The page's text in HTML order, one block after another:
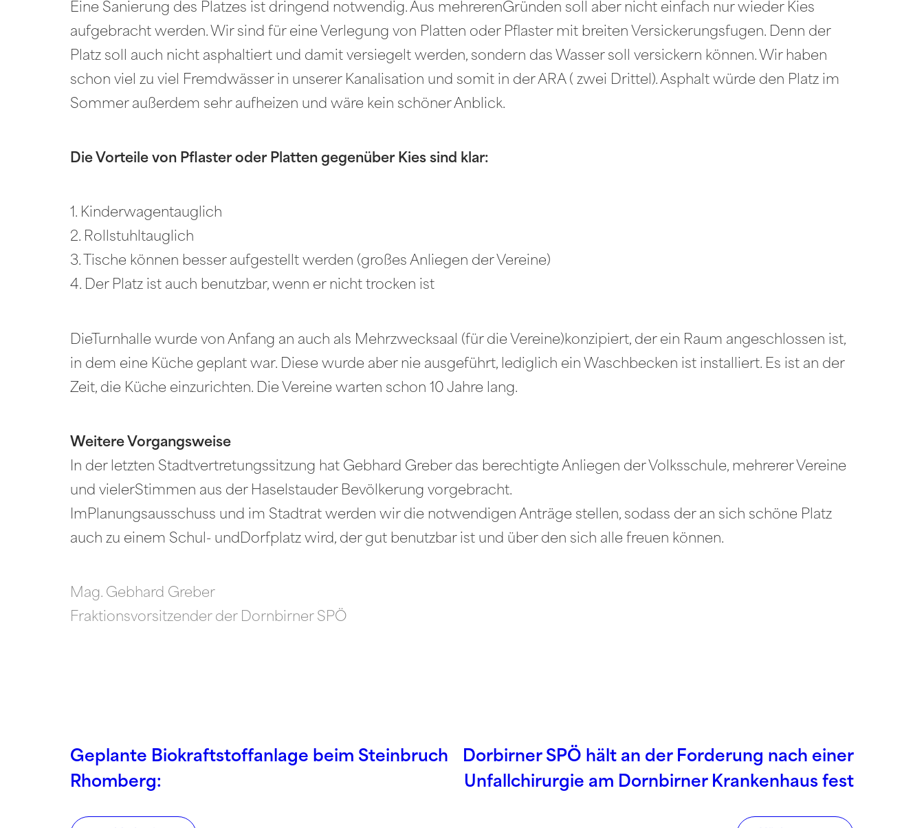
Eine Sanierung des Platzes ist dringend notwendig. Aus mehrerenGründen soll aber nicht einfach nur wieder Kies
aufgebracht werden. Wir sind für eine Verlegung von Platten oder Pflaster mit breiten Versickerungsfugen. Denn der
Platz soll auch nicht asphaltiert und damit versiegelt werden, sondern das Wasser soll versickern können. Wir haben
schon viel zu viel Fremdwässer in unserer Kanalisation und somit in der ARA ( zwei Drittel). Asphalt würde den Platz im
Sommer außerdem sehr aufheizen und wäre kein schöner Anblick.
Die Vorteile von Pflaster oder Platten gegenüber Kies sind klar:
1. Kinderwagentauglich
2. Rollstuhltauglich
3. Tische können besser aufgestellt werden (großes Anliegen der Vereine)
4. Der Platz ist auch benutzbar, wenn er nicht trocken ist
DieTurnhalle wurde von Anfang an auch als Mehrzwecksaal (für die Vereine)konzipiert, der ein Raum angeschlossen ist,
in dem eine Küche geplant war. Diese wurde aber nie ausgeführt, lediglich ein Waschbecken ist installiert. Es ist an der
Zeit, die Küche einzurichten. Die Vereine warten schon 10 Jahre lang.
Weitere Vorgangsweise
In der letzten Stadtvertretungssitzung hat Gebhard Greber das berechtigte Anliegen der Volksschule, mehrerer Vereine
und vielerStimmen aus der Haselstauder Bevölkerung vorgebracht.
ImPlanungsausschuss und im Stadtrat werden wir die notwendigen Anträge stellen, sodass der an sich schöne Platz
auch zu einem Schul- undDorfplatz wird, der gut benutzbar ist und über den sich alle freuen können.
Mag. Gebhard Greber
Fraktionsvorsitzender der Dornbirner SPÖ
Geplante Biokraftstoffanlage beim Steinbruch
Rhomberg:
Dorbirner SPÖ hält an der Forderung nach einer
Unfallchirurgie am Dornbirner Krankenhaus fest